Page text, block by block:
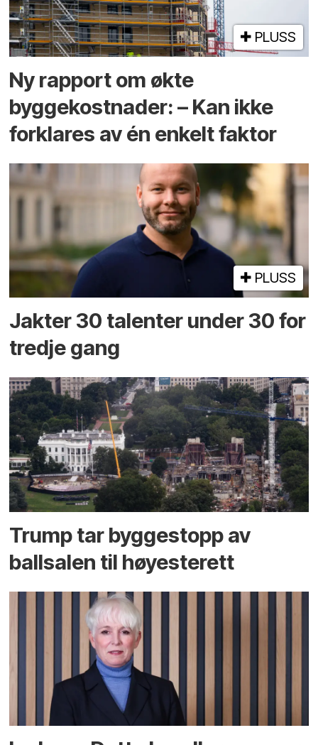
PLUSS
Ny rapport om økte
byggekostnader: – Kan ikke
forklares av én enkelt faktor
PLUSS
Jakter 30 talenter under 30 for
tredje gang
Trump tar byggestopp av
ballsalen til høyesterett